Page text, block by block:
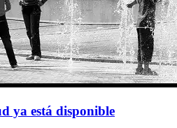
ya está disponible